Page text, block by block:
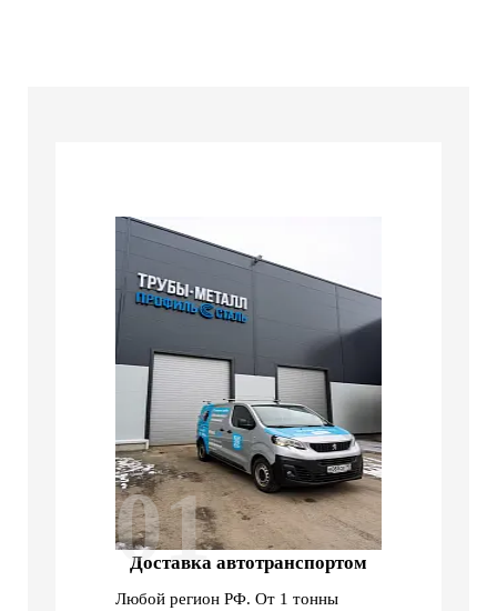
01
Доставка автотранспортом
Любой регион РФ. От 1 тонны